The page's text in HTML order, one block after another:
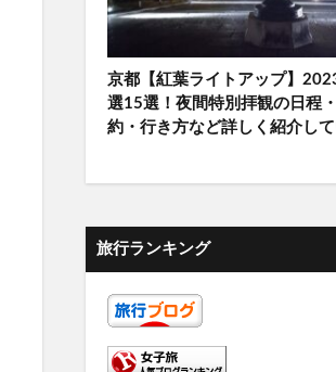
京都【紅葉ライトアップ】
選15選！夜間特別拝観の日程
約・行き方など詳しく紹介して
旅行ランキング